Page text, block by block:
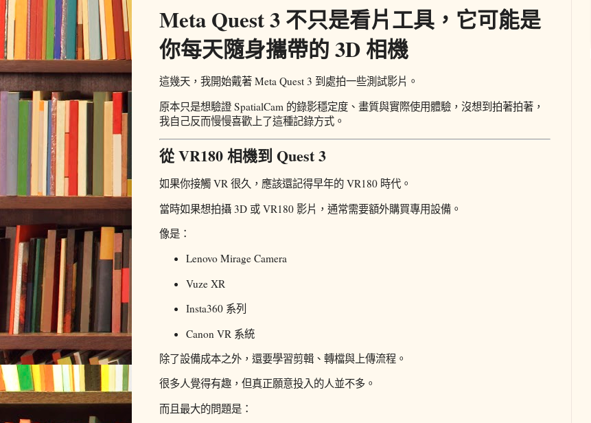
Meta Quest 3 不只是看片工具，它可能是
你每天隨身攜帶的 3D 相機
這幾天，我開始戴著 Meta Quest 3 到處拍一些測試影片。
原本只是想驗證 SpatialCam 的錄影穩定度、畫質與實際使用體驗，沒想到拍著拍著，
我自己反而慢慢喜歡上了這種記錄方式。
從 VR180 相機到 Quest 3
如果你接觸 VR 很久，應該還記得早年的 VR180 時代。
當時如果想拍攝 3D 或 VR180 影片，通常需要額外購買專用設備。
像是：
Lenovo Mirage Camera
Vuze XR
Insta360 系列
Canon VR 系統
除了設備成本之外，還要學習剪輯、轉檔與上傳流程。
很多人覺得有趣，但真正願意投入的人並不多。
而且最大的問題是：